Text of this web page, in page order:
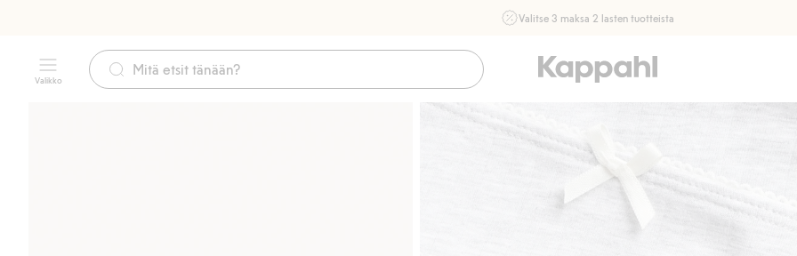
Valitse 3 maksa 2 lasten tuotteista
16.8. asti myymälässä ja verkossa. Ei voi yhdistää muihin
alennuksiin tai tarjouksiin.
Valikko